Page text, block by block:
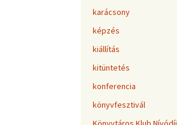
karácsony
képzés
kiállítás
kitüntetés
konferencia
könyvfesztivál